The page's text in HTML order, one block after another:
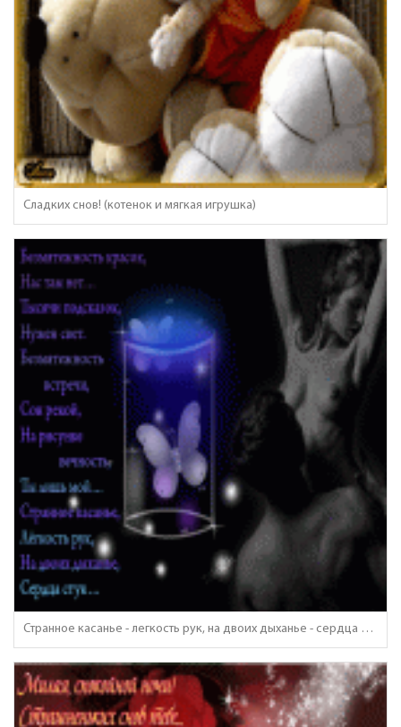
Сладких снов! (котенок и мягкая игрушка)
Странное касанье - легкость рук, на двоих дыханье - сердца стук